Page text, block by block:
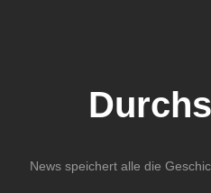
News speichert alle die